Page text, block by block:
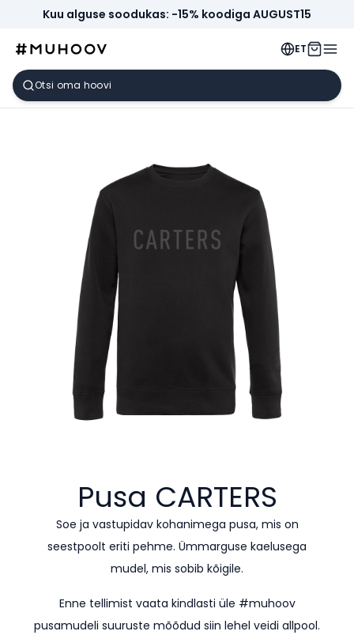
Kuu alguse soodukas: -15% koodiga AUGUST15
ET
Pusa CARTERS
Soe ja vastupidav kohanimega pusa, mis on
seestpoolt eriti pehme. Ümmarguse kaelusega
mudel, mis sobib kõigile.
Enne tellimist vaata kindlasti üle #muhoov
pusamudeli suuruste mõõdud siin lehel veidi allpool.